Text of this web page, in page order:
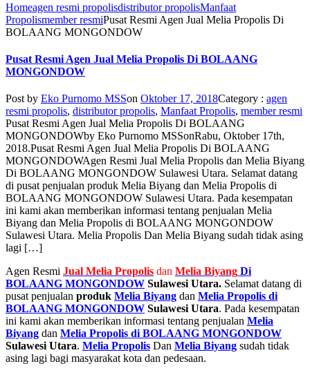
Homeagen resmi propolisdistributor propolisManfaat
Propolismember resmiPusat Resmi Agen Jual Melia Propolis Di
BOLAANG MONGONDOW
Pusat Resmi Agen Jual Melia Propolis Di BOLAANG
MONGONDOW
Post by Eko Purnomo MSSon Oktober 17, 2018Category : agen
resmi propolis, distributor propolis, Manfaat Propolis, member resmi
Pusat Resmi Agen Jual Melia Propolis Di BOLAANG
MONGONDOWby Eko Purnomo MSSonRabu, Oktober 17th,
2018.Pusat Resmi Agen Jual Melia Propolis Di BOLAANG
MONGONDOWAgen Resmi Jual Melia Propolis dan Melia Biyang
Di BOLAANG MONGONDOW Sulawesi Utara. Selamat datang
di pusat penjualan produk Melia Biyang dan Melia Propolis di
BOLAANG MONGONDOW Sulawesi Utara. Pada kesempatan
ini kami akan memberikan informasi tentang penjualan Melia
Biyang dan Melia Propolis di BOLAANG MONGONDOW
Sulawesi Utara. Melia Propolis Dan Melia Biyang sudah tidak asing
lagi […]
Agen Resmi Jual Melia Propolis dan Melia Biyang Di
BOLAANG MONGONDOW Sulawesi Utara. Selamat datang di
pusat penjualan produk Melia Biyang dan Melia Propolis di
BOLAANG MONGONDOW Sulawesi Utara. Pada kesempatan
ini kami akan memberikan informasi tentang penjualan Melia
Biyang dan Melia Propolis di BOLAANG MONGONDOW
Sulawesi Utara. Melia Propolis Dan Melia Biyang sudah tidak
asing lagi bagi masyarakat kota dan pedesaan.